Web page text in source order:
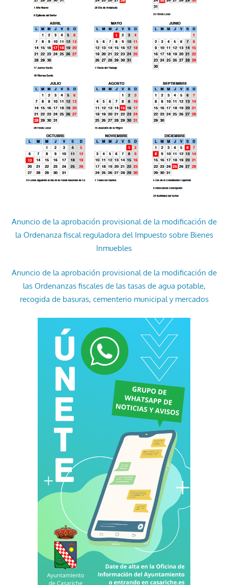
Anuncio de la aprobación provisional de la modificación de
la Ordenanza fiscal reguladora del Impuesto sobre Bienes
Inmuebles
Anuncio de la aprobación provisional de la modificación de
las Ordenanzas fiscales de las tasas de agua potable,
recogida de basuras, cementerio municipal y mercados